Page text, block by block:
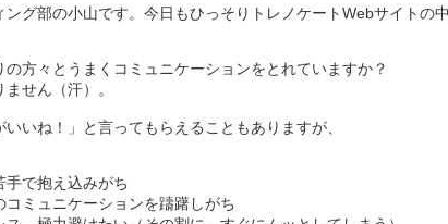
グ部の小山です。今日もひっそりトレノケートWebサイトの
方々とうまくコミュニケーションをとれていますか？
せん（汗）。
いいね！」と言ってもらえることもありますが、
手で抱え込みがち
コミュニケーションを躊躇しがち